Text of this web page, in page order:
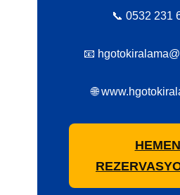
📞 0532 231
📧
🌐
HEMEN